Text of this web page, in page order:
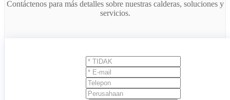
Contáctenos para más detalles sobre nuestras calderas, soluciones y
servicios.